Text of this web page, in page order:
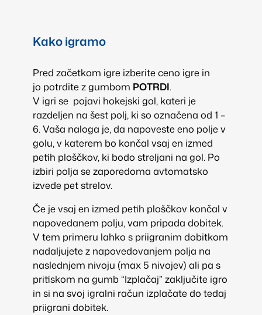
Kako igramo
Pred začetkom igre izberite ceno igre in
jo potrdite z gumbom POTRDI.
V igri se pojavi hokejski gol, kateri je
razdeljen na šest polj, ki so označena od 1 –
6. Vaša naloga je, da napoveste eno polje v
golu, v katerem bo končal vsaj en izmed
petih ploščkov, ki bodo streljani na gol. Po
izbiri polja se zaporedoma avtomatsko
izvede pet strelov.
Če je vsaj en izmed petih ploščkov končal v
napovedanem polju, vam pripada dobitek.
V tem primeru lahko s priigranim dobitkom
nadaljujete z napovedovanjem polja na
naslednjem nivoju (max 5 nivojev) ali pa s
pritiskom na gumb “Izplačaj” zaključite igro
in si na svoj igralni račun izplačate do tedaj
priigrani dobitek.